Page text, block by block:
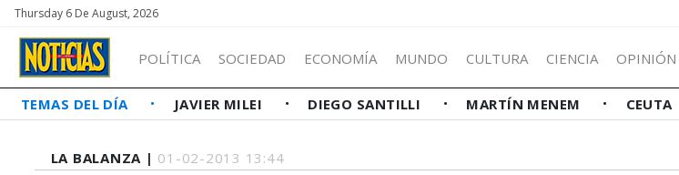
Thursday 6 De August, 2026
POLÍTICA SOCIEDAD ECONOMÍA MUNDO CULTURA CIENCIA OPINIÓN
TEMAS DEL DÍA JAVIER MILEI DIEGO SANTILLI MARTÍN MENEM CEUTA
LA BALANZA | 01-02-2013 13:44